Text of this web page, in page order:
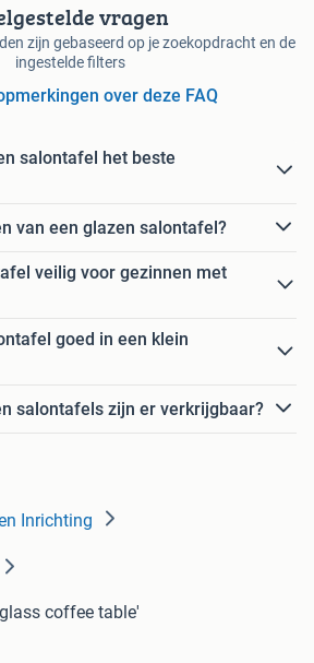
vragen
zijn gebaseerd op je zoekopdracht en de
ingestelde filters
over deze FAQ
salontafel het beste
van een glazen salontafel?
veilig voor gezinnen met
goed in een klein
salontafels zijn er verkrijgbaar?
Inrichting
coffee table'